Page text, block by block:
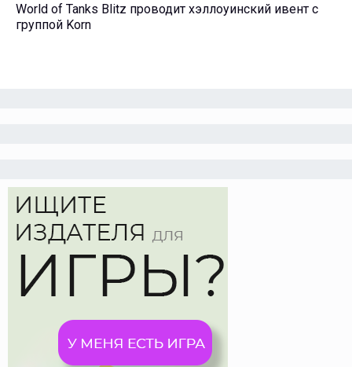
World of Tanks Blitz проводит хэллоуинский ивент с
группой Korn